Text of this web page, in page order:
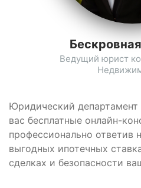
Юридический
вас бесплатные онлайн-
профессионально ответив
выгодных ипотечных
сделках и безопасности
Ведущий юрист